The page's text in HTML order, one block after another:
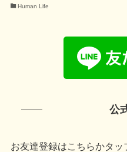
Human Life
公
お友達登録はこちらかタ